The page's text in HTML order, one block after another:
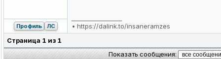
• https://dalink.to/insaneramzes
Профиль ЛС
Страница 1 из 1
Показать сообщения: